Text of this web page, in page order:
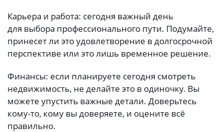
Карьера и работа: сегодня важный день
для выбора профессионального пути. Подумайте,
принесет ли это удовлетворение в долгосрочной
перспективе или это лишь временное решение.
Финансы: если планируете сегодня смотреть
недвижимость, не делайте это в одиночку. Вы
можете упустить важные детали. Доверьтесь
кому-то, кому вы доверяете, и оцените всё
правильно.